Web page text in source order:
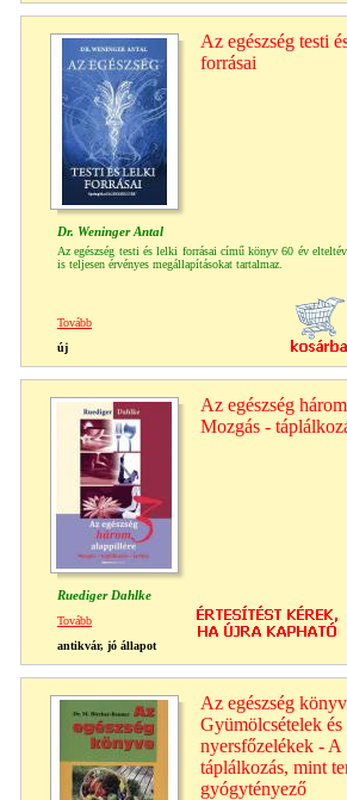
Az egészség testi
forrásai
Dr. Weninger Antal
Az egészség testi és lelki forrásai című könyv 60 év
is teljesen érvényes megállapításokat tartalmaz.
Tovább
új
Az egészség
Mozgás -
Ruediger Dahlke
Tovább
antikvár, jó állapot
Az egészség
Gyümölcsételek és
nyersfőzelékek - A
táplálkozás, mint
gyógytényező